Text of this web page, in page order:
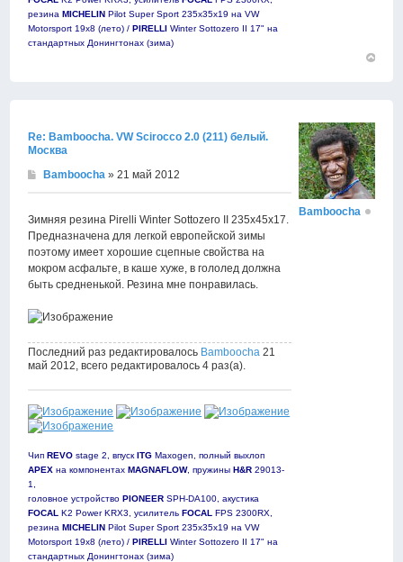
резинаMICHELIN Pilot Super Sport 235х35х19 на VW
Motorsport 19х8 (лето) /PIRELLI Winter Sottozero II 17" на
стандартных Донингтонах (зима)
Re: Bamboocha. VW Scirocco 2.0 (211) белый.
Москва
Bamboocha » 21 май 2012
Зимняя резина Pirelli Winter Sottozero II 235х45х17.
Предназначена для легкой европейской зимы
поэтому имеет хорошие сцепные свойства на
мокром асфальте, в каше хуже, в гололед должна
быть средненькой. Резина мне понравилась.
Последний раз редактировалось Bamboocha 21
май 2012, всего редактировалось 4 раз(а).
ЧипREVO stage 2, впускITG Maxogen, полный выхлоп
APEX на компонентахMAGNAFLOW, пружиныH&R 29013-
1,
головное устройствоPIONEER SPH-DA100, акустика
FOCAL K2 Power KRX3, усилительFOCAL FPS 2300RX,
резинаMICHELIN Pilot Super Sport 235х35х19 на VW
Motorsport 19х8 (лето) /PIRELLI Winter Sottozero II 17" на
стандартных Донингтонах (зима)
Bamboocha